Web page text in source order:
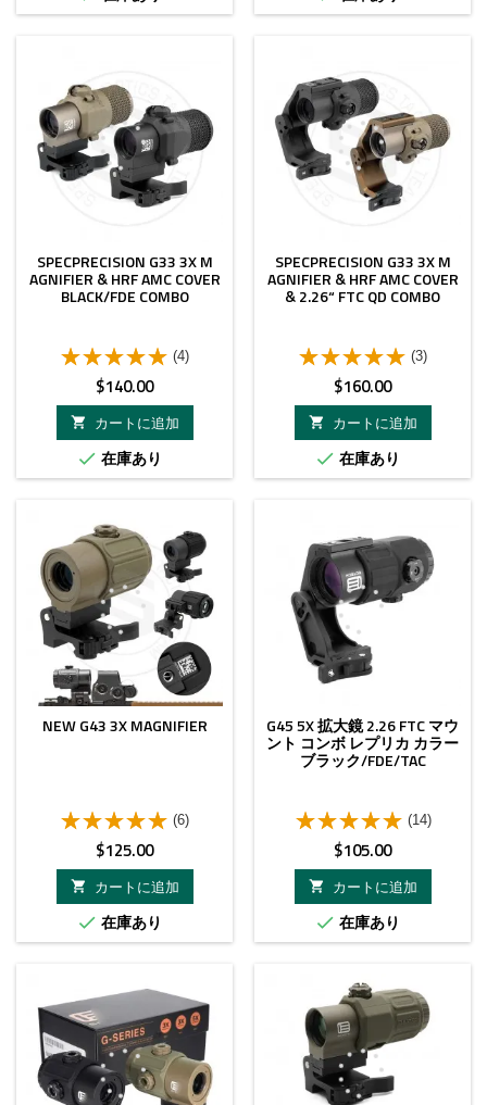
価
SPECPRECISION G33 3X M
AGNIFIER & HRF AMC COVER
BLACK/FDE COMBO
(4)
価
格
$140.00

カートに追加
 在庫あり
SPECPRECISION G33 3X M
AGNIFIER & HRF AMC COVER
& 2.26“ FTC QD COMBO
(3)
価
格
$160.00

カートに追加
 在庫あり
NEW G43 3X MAGNIFIER
(6)
価
格
$125.00

カートに追加
 在庫あり
G45 5X 拡大鏡 2.26 FTC マウ
ント コンボ レプリカ カラー
ブラック/FDE/TAC
(14)
価
格
$105.00

カートに追加
 在庫あり